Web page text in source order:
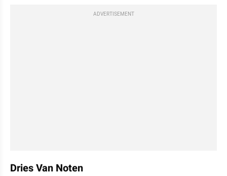
ADVERTISEMENT
Dries Van Noten